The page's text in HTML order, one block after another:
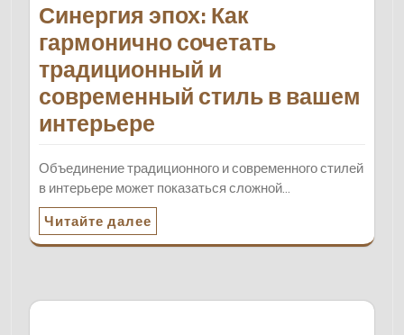
Синергия эпох: Как
гармонично сочетать
традиционный и
современный стиль в вашем
интерьере
Объединение традиционного и современного стилей
в интерьере может показаться сложной…
Читайте далее